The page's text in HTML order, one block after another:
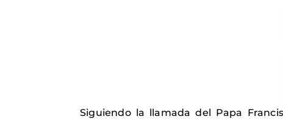
Siguiendo la llamada del Papa